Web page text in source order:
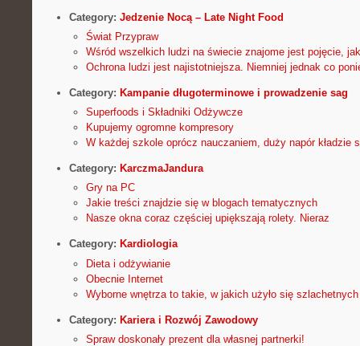
Category: Jedzenie Nocą – Late Night Food
Świat Przypraw
Wśród wszelkich ludzi na świecie znajome jest pojęcie,
Ochrona ludzi jest najistotniejsza. Niemniej jednak co
Category: Kampanie długoterminowe i prowadzenie sag
Superfoods i Składniki Odżywcze
Kupujemy ogromne kompresory
W każdej szkole oprócz nauczaniem, duży napór kładzie
Category: KarczmaJandura
Gry na PC
Jakie treści znajdzie się w blogach tematycznych
Nasze okna coraz częściej upiększają rolety. Nieraz
Category: Kardiologia
Dieta i odżywianie
Obecnie Internet
Wyborne wnętrza to takie, w jakich użyło się szlachetnych
Category: Kariera i Rozwój Zawodowy
Spraw doskonały prezent dla własnej partnerki!